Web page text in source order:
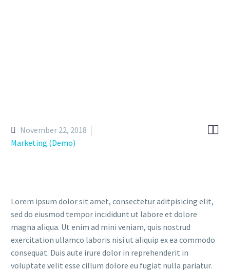

November 22, 2018
Marketing (Demo)
Lorem ipsum dolor sit amet, consectetur aditpisicing elit,
sed do eiusmod tempor incididunt ut labore et dolore
magna aliqua. Ut enim ad mini veniam, quis nostrud
exercitation ullamco laboris nisi ut aliquip ex ea commodo
consequat. Duis aute irure dolor in reprehenderit in
voluptate velit esse cillum dolore eu fugiat nulla pariatur.